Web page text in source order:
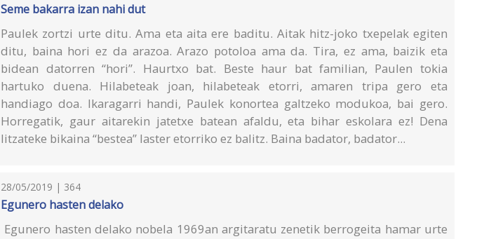
Seme bakarra izan nahi dut
Paulek zortzi urte ditu. Ama eta aita ere baditu. Aitak hitz-joko txepelak egiten
ditu, baina hori ez da arazoa. Arazo potoloa ama da. Tira, ez ama, baizik eta
bidean datorren “hori”. Haurtxo bat. Beste haur bat familian, Paulen tokia
hartuko duena. Hilabeteak joan, hilabeteak etorri, amaren tripa gero eta
handiago doa. Ikaragarri handi, Paulek konortea galtzeko modukoa, bai gero.
Horregatik, gaur aitarekin jatetxe batean afaldu, eta bihar eskolara ez! Dena
litzateke bikaina “bestea” laster etorriko ez balitz. Baina badator, badator...
28/05/2019 | 364
Egunero hasten delako
Egunero hasten delako nobela 1969an argitaratu zenetik berrogeita hamar urte